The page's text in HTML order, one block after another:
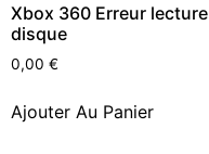
Xbox 360 Erreur lecture
disque
0,00 €
Ajouter Au Panier